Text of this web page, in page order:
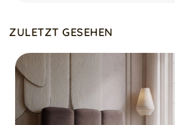
ZULETZT GESEHEN